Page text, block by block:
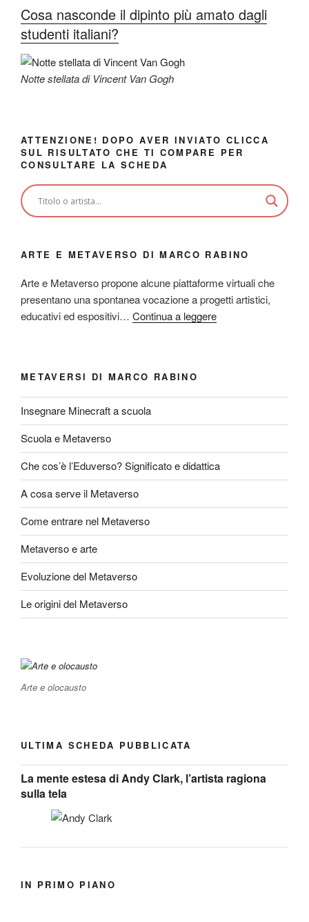
Cosa nasconde il dipinto più amato dagli
studenti italiani?
Notte stellata di Vincent Van Gogh
ATTENZIONE! DOPO AVER INVIATO CLICCA
SUL RISULTATO CHE TI COMPARE PER
CONSULTARE LA SCHEDA
ARTE E METAVERSO DI MARCO RABINO
Arte e Metaverso propone alcune piattaforme virtuali che
presentano una spontanea vocazione a progetti artistici,
educativi ed espositivi… Continua a leggere
METAVERSI DI MARCO RABINO
Insegnare Minecraft a scuola
Scuola e Metaverso
Che cos’è l’Eduverso? Significato e didattica
A cosa serve il Metaverso
Come entrare nel Metaverso
Metaverso e arte
Evoluzione del Metaverso
Le origini del Metaverso
Arte e olocausto
ULTIMA SCHEDA PUBBLICATA
La mente estesa di Andy Clark, l’artista ragiona
sulla tela
IN PRIMO PIANO